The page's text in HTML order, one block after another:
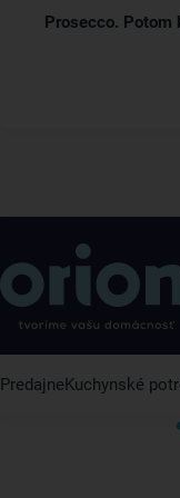
Prosecco. Potom
PredajneKuchynské